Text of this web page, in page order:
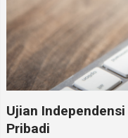
Ujian
Pribadi